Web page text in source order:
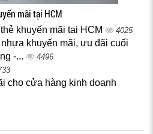
mãi tại HCM
khuyến mãi tại HCM 4025
nhựa khuyến mãi, ưu đãi cuối
-...
4496
cho cửa hàng kinh doanh